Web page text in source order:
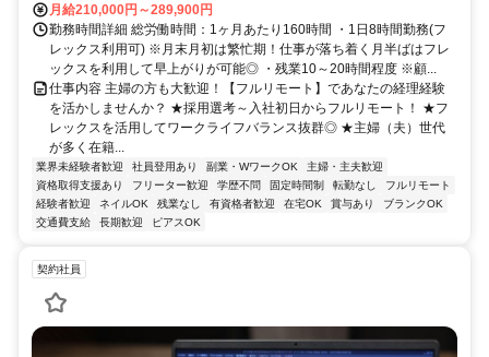
月給210,000円～289,900円
勤務時間詳細 総労働時間：1ヶ月あたり160時間 ・1日8時間勤務(フ
レックス利用可) ※月末月初は繁忙期！仕事が落ち着く月半ばはフレ
ックスを利用して早上がりが可能◎ ・残業10～20時間程度 ※顧...
仕事内容 主婦の方も大歓迎！【フルリモート】であなたの経理経験
を活かしませんか？ ★採用選考～入社初日からフルリモート！ ★フ
レックスを活用してワークライフバランス抜群◎ ★主婦（夫）世代
が多く在籍...
業界未経験者歓迎 社員登用あり 副業・WワークOK
主婦・主夫歓迎
資格取得支援あり
フリーター歓迎 学歴不問 固定時間制 転勤なし
フルリモート
経験者歓迎
ネイルOK 残業なし 有資格者歓迎 在宅OK 賞与あり
ブランクOK
交通費支給
長期歓迎 ピアスOK
契約社員